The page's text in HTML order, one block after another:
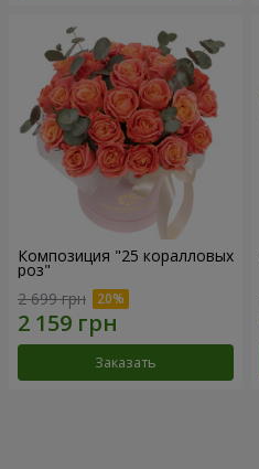
Композиция "25 коралловых
роз"
2 699 грн
Заказать